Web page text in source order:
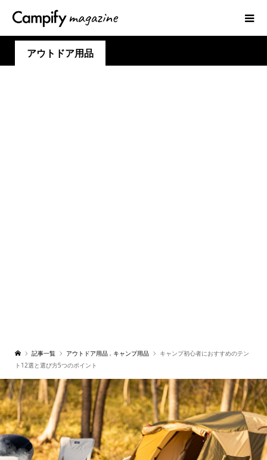
アウトドア用品
記事一覧 アウトドア用品 , キャンプ用品
キャンプ初心者におすすめのテン
ト12選と選び方5つのポイント